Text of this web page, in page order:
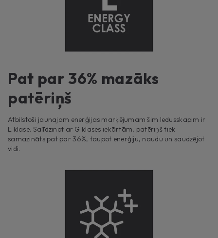
Pat par 36% mazāks
patēriņš
Atbilstoši jaunajam enerģijas marķējumam šim ledusskapim ir
E klase. Salīdzinot ar G klases iekārtām, patēriņš tiek
samazināts pat par 36%, taupot enerģiju, naudu un saudzējot
vidi.